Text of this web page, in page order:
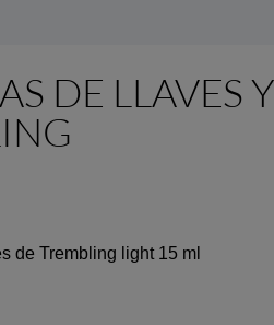
DE LLAVES
de Trembling light 15 ml